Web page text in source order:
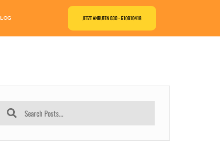
JETZT ANRUFEN 030 - 610910418